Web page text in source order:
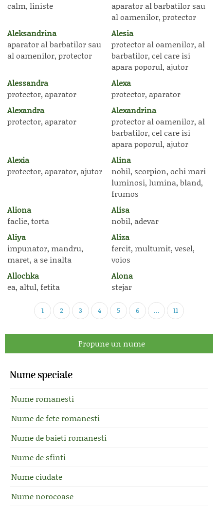
calm, liniste
aparator al barbatilor sau
al oamenilor, protector
Aleksandrina
aparator al barbatilor sau
al oamenilor, protector
Alesia
protector al oamenilor, al
barbatilor, cel care isi
apara poporul, ajutor
Alessandra
protector, aparator
Alexa
protector, aparator
Alexandra
protector, aparator
Alexandrina
protector al oamenilor, al
barbatilor, cel care isi
apara poporul, ajutor
Alexia
protector, aparator, ajutor
Alina
nobil, scorpion, ochi mari
luminosi, lumina, bland,
frumos
Aliona
faclie, torta
Alisa
nobil, adevar
Aliya
impunator, mandru,
maret, a se inalta
Aliza
fercit, multumit, vesel,
voios
Allochka
ea, altul, fetita
Alona
stejar
1 2 3 4 5 6 ... 11
Propune un nume
Nume speciale
Nume romanesti
Nume de fete romanesti
Nume de baieti romanesti
Nume de sfinti
Nume ciudate
Nume norocoase